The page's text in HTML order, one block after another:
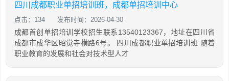
四川成都职业单招培训班，成都单招培训中心
点击：134 发布时间：2026-04-30
成都首创单招培训学校招生联系13540123367，地址在四川省
成都市成华区昭觉寺横路6号。 四川成都职业单招培训班 随着
职业教育的发展和社会对技术型人才